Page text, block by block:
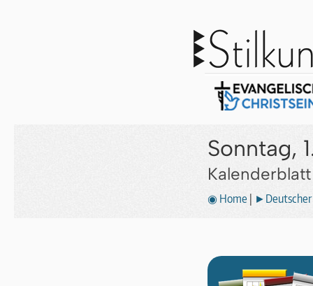
Sonntag,
◉ Home ►Deutscher